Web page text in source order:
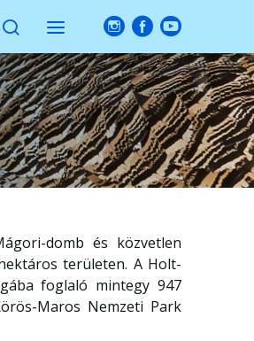
domb és közvetlen
területen. A Holt-
foglaló mintegy 947
Maros Nemzeti Park